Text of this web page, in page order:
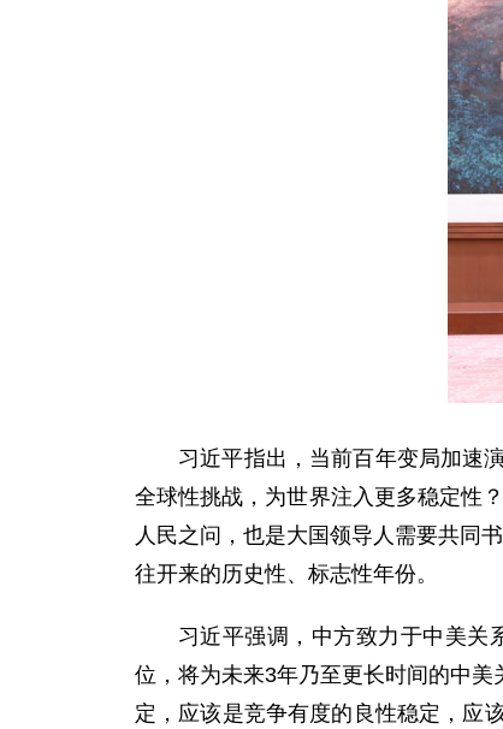
习近平指出，当前百年变局加速
全球性挑战，为世界注入更多稳定性
人民之问，也是大国领导人需要共同
往开来的历史性、标志性年份。
习近平强调，中方致力于中美关
位，将为未来3年乃至更长时间的中
定，应该是竞争有度的良性稳定，应